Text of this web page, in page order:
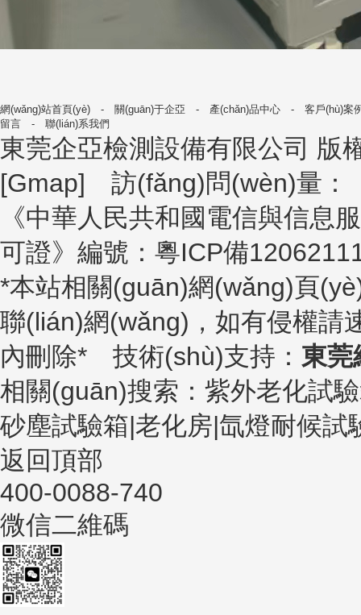
網(wǎng)站首頁(yè) - 關(guān)于企亞 - 產(chǎn)品中心 - 客戶(hù)案
留言 - 聯(lián)系我們
東莞企亞檢測設備有限公司 版
[Gmap] 訪(fǎng)問(wèn)量：
《中華人民共和國電信與信息
可證》編號： 粵ICP備
*本站相關(guān)網(wǎng)頁
聯(lián)網(wǎng)，如有侵權
內刪除* 技術(shù)支持： 東
相關(guān)搜索：紫外老化試
砂塵試驗箱|老化房|氙燈耐候
返回頂部
400-0088-740
微信二維碼